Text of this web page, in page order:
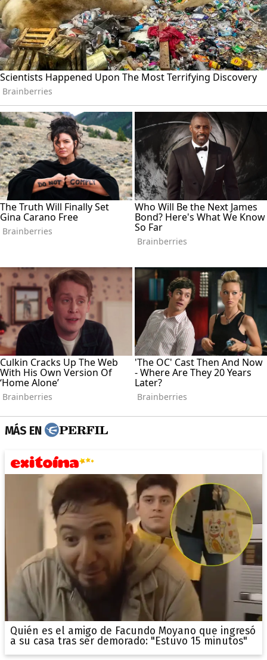
MÁS EN
Quién es el amigo de Facundo Moyano que ingresó
a su casa tras ser demorado: "Estuvo 15 minutos"